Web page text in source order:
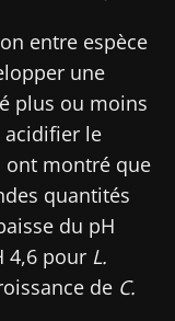
entre espèce
une
plus ou moins
acidifier le
ont montré que
quantités
du pH
4,6 pour L.
de C.
des
et
le "HCP
des
le "HCP
des
recevoir